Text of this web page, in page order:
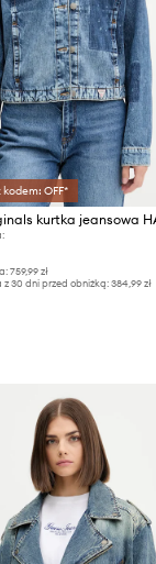
OFF*
759,99 zł
z 30 dni przed obniżką: 384,99 zł